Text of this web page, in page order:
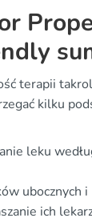
terapii
kilku
leku
ubocznych i
ich